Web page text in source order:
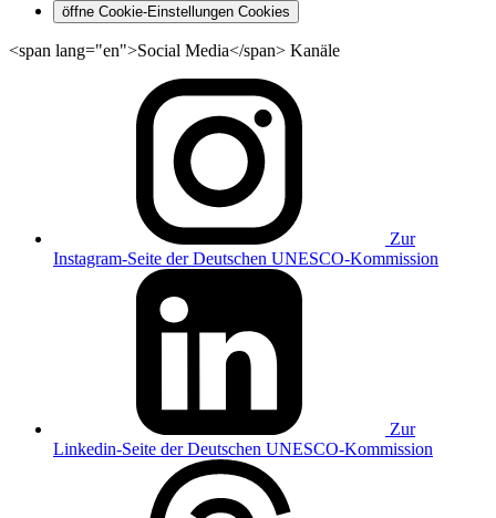
öffne Cookie-Einstellungen Cookies
<span lang="en">Social Media</span> Kanäle
Zur
Instagram-Seite der Deutschen UNESCO-Kommission
Zur
Linkedin-Seite der Deutschen UNESCO-Kommission